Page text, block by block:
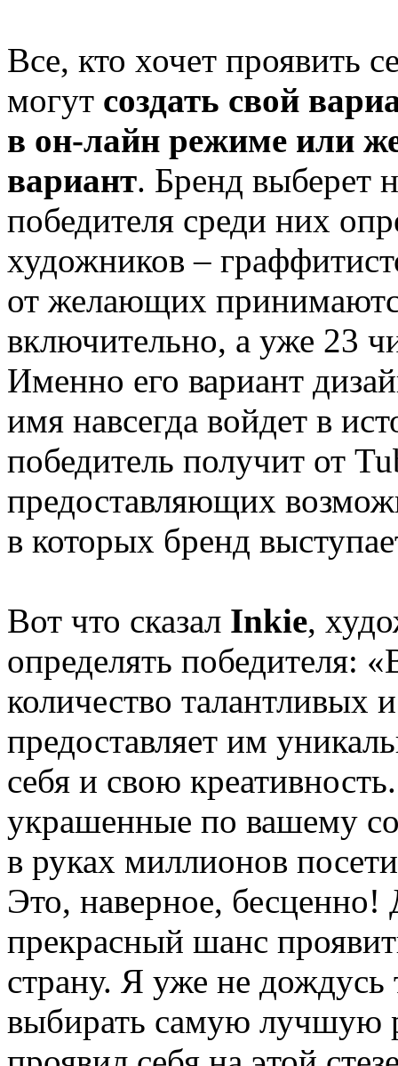
Все, кто хочет проявить
могут создать свой
в он-лайн режиме или
вариант. Бренд выберет
победителя среди них
художников –
от желающих
включительно, а уже 23
Именно его вариант
имя навсегда войдет в
победитель получит от
предоставляющих
в которых бренд
Вот что сказал Inkie,
определять победителя:
количество талантливых
предоставляет им
себя и свою
украшенные по вашему
в руках миллионов
Это, наверное,
прекрасный шанс
страну. Я уже не дождусь
выбирать самую лучшую